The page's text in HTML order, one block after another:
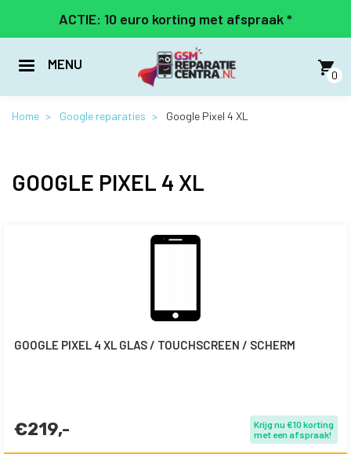
naar
inhoud
ACTIE: 10 euro korting met afspraak *
MENU
0
Home Google reparaties Google Pixel 4 XL
GOOGLE PIXEL 4 XL
GOOGLE PIXEL 4 XL GLAS / TOUCHSCREEN / SCHERM
€219,-
Krijg nu €10 korting
met een afspraak!